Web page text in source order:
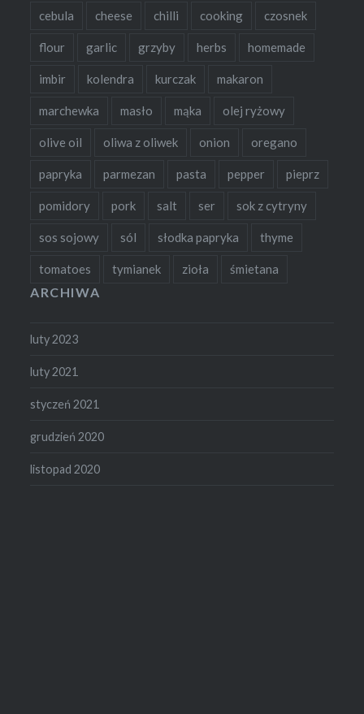
cebula cheese chilli cooking czosnek
flour garlic grzyby herbs homemade
imbir kolendra kurczak makaron
marchewka masło mąka olej ryżowy
olive oil oliwa z oliwek onion oregano
papryka parmezan pasta pepper pieprz
pomidory pork salt ser sok z cytryny
sos sojowy sól słodka papryka thyme
tomatoes tymianek zioła śmietana
ARCHIWA
luty 2023
luty 2021
styczeń 2021
grudzień 2020
listopad 2020